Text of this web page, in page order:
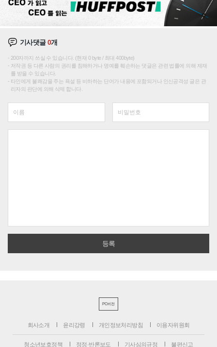
기사댓글0개
200자까지 쓰실 수 있습니다. (현재 0 byte / 최대 400byte)
저작권 등 다른 사람의 권리를 침해하거나 명예를 훼손하는 댓글은 관련 법률에 의해 제재
를 받을 수 있습니다.
타인에게 불쾌감을 주는 욕설 등 비하하는 단어가 내용에 포함되거나 인신공격성 글은 관
리자의 판단에 의해 삭제 합니다.
PC버전
회사소개 윤리강령 개인정보처리방침 이용자위원회
청소년보호정책 정정·반론보도 기사심의규정 불편신고